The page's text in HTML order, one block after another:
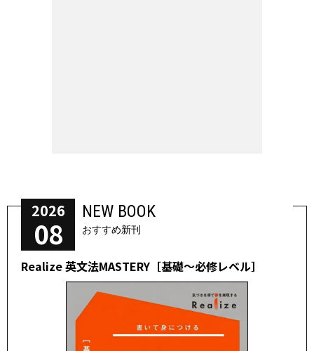
2026
08
NEW BOOK
おすすめ新刊
Realize 英文法MASTERY［基礎～必修レベル］